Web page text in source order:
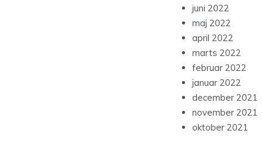
juni 2022
maj 2022
april 2022
marts 2022
februar 2022
januar 2022
december 2021
november 2021
oktober 2021